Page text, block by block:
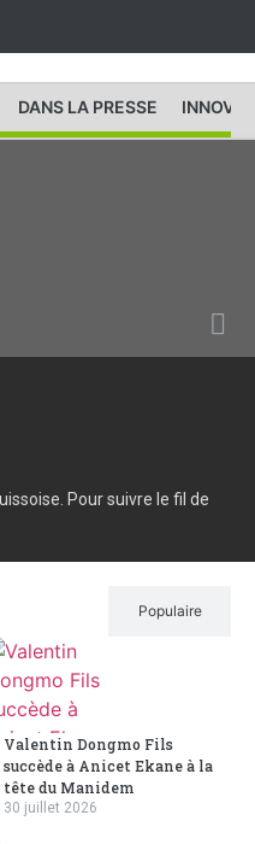
DANS LA PRESSE
Pour suivre le fil de
Populaire
Valentin Dongmo Fils
succède à Anicet Ekane à la
tête du Manidem
30 juillet 2026